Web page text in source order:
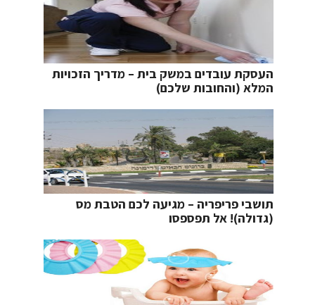
העסקת עובדים במשק בית – מדריך הזכויות
המלא (והחובות שלכם)
תושבי פריפריה – מגיעה לכם הטבת מס
(גדולה)! אל תפספסו